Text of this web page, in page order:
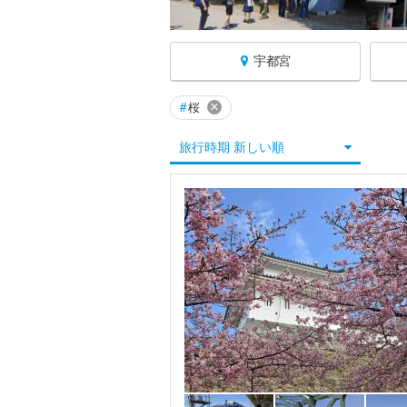
宇都宮
栃木すべて
宇都宮
那須・塩原
日光
鬼怒川・川治・湯西川
小山・佐野・足尾
大田原・矢板・真岡・益子
#桜 ×
旅行時期 新しい順